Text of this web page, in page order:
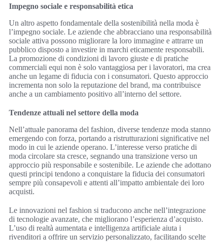
Impegno sociale e responsabilità etica
Un altro aspetto fondamentale della sostenibilità nella moda è
l’impegno sociale. Le aziende che abbracciano una responsabilità
sociale attiva possono migliorare la loro immagine e attrarre un
pubblico disposto a investire in marchi eticamente responsabili.
La promozione di condizioni di lavoro giuste e di pratiche
commerciali equi non è solo vantaggiosa per i lavoratori, ma crea
anche un legame di fiducia con i consumatori. Questo approccio
incrementa non solo la reputazione del brand, ma contribuisce
anche a un cambiamento positivo all’interno del settore.
Tendenze attuali nel settore della moda
Nell’attuale panorama del fashion, diverse tendenze moda stanno
emergendo con forza, portando a ristrutturazioni significative nel
modo in cui le aziende operano. L’interesse verso pratiche di
moda circolare sta cresce, segnando una transizione verso un
approccio più responsabile e sostenibile. Le aziende che adottano
questi principi tendono a conquistare la fiducia dei consumatori
sempre più consapevoli e attenti all’impatto ambientale dei loro
acquisti.
Le innovazioni nel fashion si traducono anche nell’integrazione
di tecnologie avanzate, che migliorano l’esperienza d’acquisto.
L’uso di realtà aumentata e intelligenza artificiale aiuta i
rivenditori a offrire un servizio personalizzato, facilitando scelte